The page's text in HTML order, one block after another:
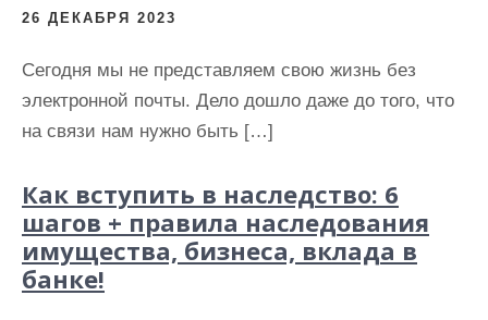
26 ДЕКАБРЯ 2023
Сегодня мы не представляем свою жизнь без
электронной почты. Дело дошло даже до того, что
на связи нам нужно быть […]
Как вступить в наследство: 6
шагов + правила наследования
имущества, бизнеса, вклада в
банке!